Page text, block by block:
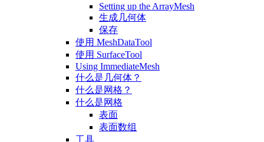
Setting up the ArrayMesh
生成几何体
保存
使用 MeshDataTool
使用 SurfaceTool
Using ImmediateMesh
什么是几何体？
什么是网格？
什么是网格
表面
表面数组
工具